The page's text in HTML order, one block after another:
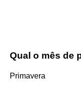
Qual o mês de
Primavera